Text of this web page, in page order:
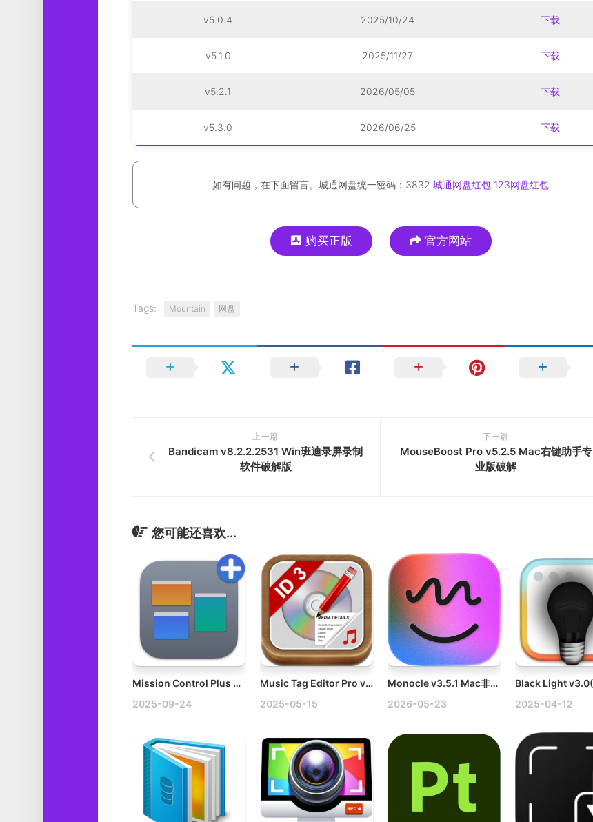
v5.0.4 2025/10/24 下载
v5.1.0 2025/11/27 下载
v5.2.1 2026/05/05 下载
v5.3.0 2026/06/25 下载
如有问题，在下面留言。城通网盘统一密码：3832 城通网盘红包 123网盘红包
购买正版 官方网站
Tags: Mountain 网盘
下一篇
MouseBoost Pro v5.2.5 Mac右键助手专
业版破解
上一篇
Bandicam v8.2.2.2531 Win班迪录屏录制
软件破解版
您可能还喜欢...
Mission Control Plus v1.24 Mac窗口管理软件
2025-09-24
Music Tag Editor Pro v9.3.0 Mac专业音乐标签编辑器破解版
2025-05-15
Monocle v3.5.1 Mac非当前活动窗口进行模糊处理破解版
2026-05-23
2025-04-12